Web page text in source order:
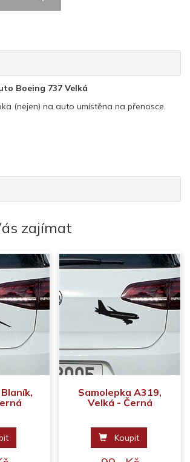
Boeing 737 Velká
(nejen) na auto umístěna na přenosce.
zajímat
Samolepka A319,
Velká - Černá
Koupit